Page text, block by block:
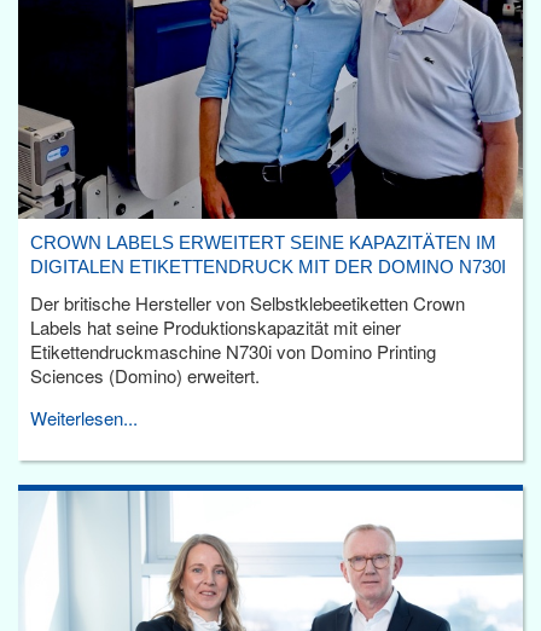
CROWN LABELS ERWEITERT SEINE KAPAZITÄTEN IM
DIGITALEN ETIKETTENDRUCK MIT DER DOMINO N730I
Der britische Hersteller von Selbstklebeetiketten Crown
Labels hat seine Produktionskapazität mit einer
Etikettendruckmaschine N730i von Domino Printing
Sciences (Domino) erweitert.
Weiterlesen...